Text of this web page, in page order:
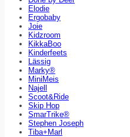
Elodie
Ergobaby
Joie
Kidzroom
KikkaBoo
Kinderfeets
Lässig
Marky®
MiniMeis
Najell
Scoot&Ride
Skip Hop
SmarTrike®
Stephen Joseph
Tiba+Marl